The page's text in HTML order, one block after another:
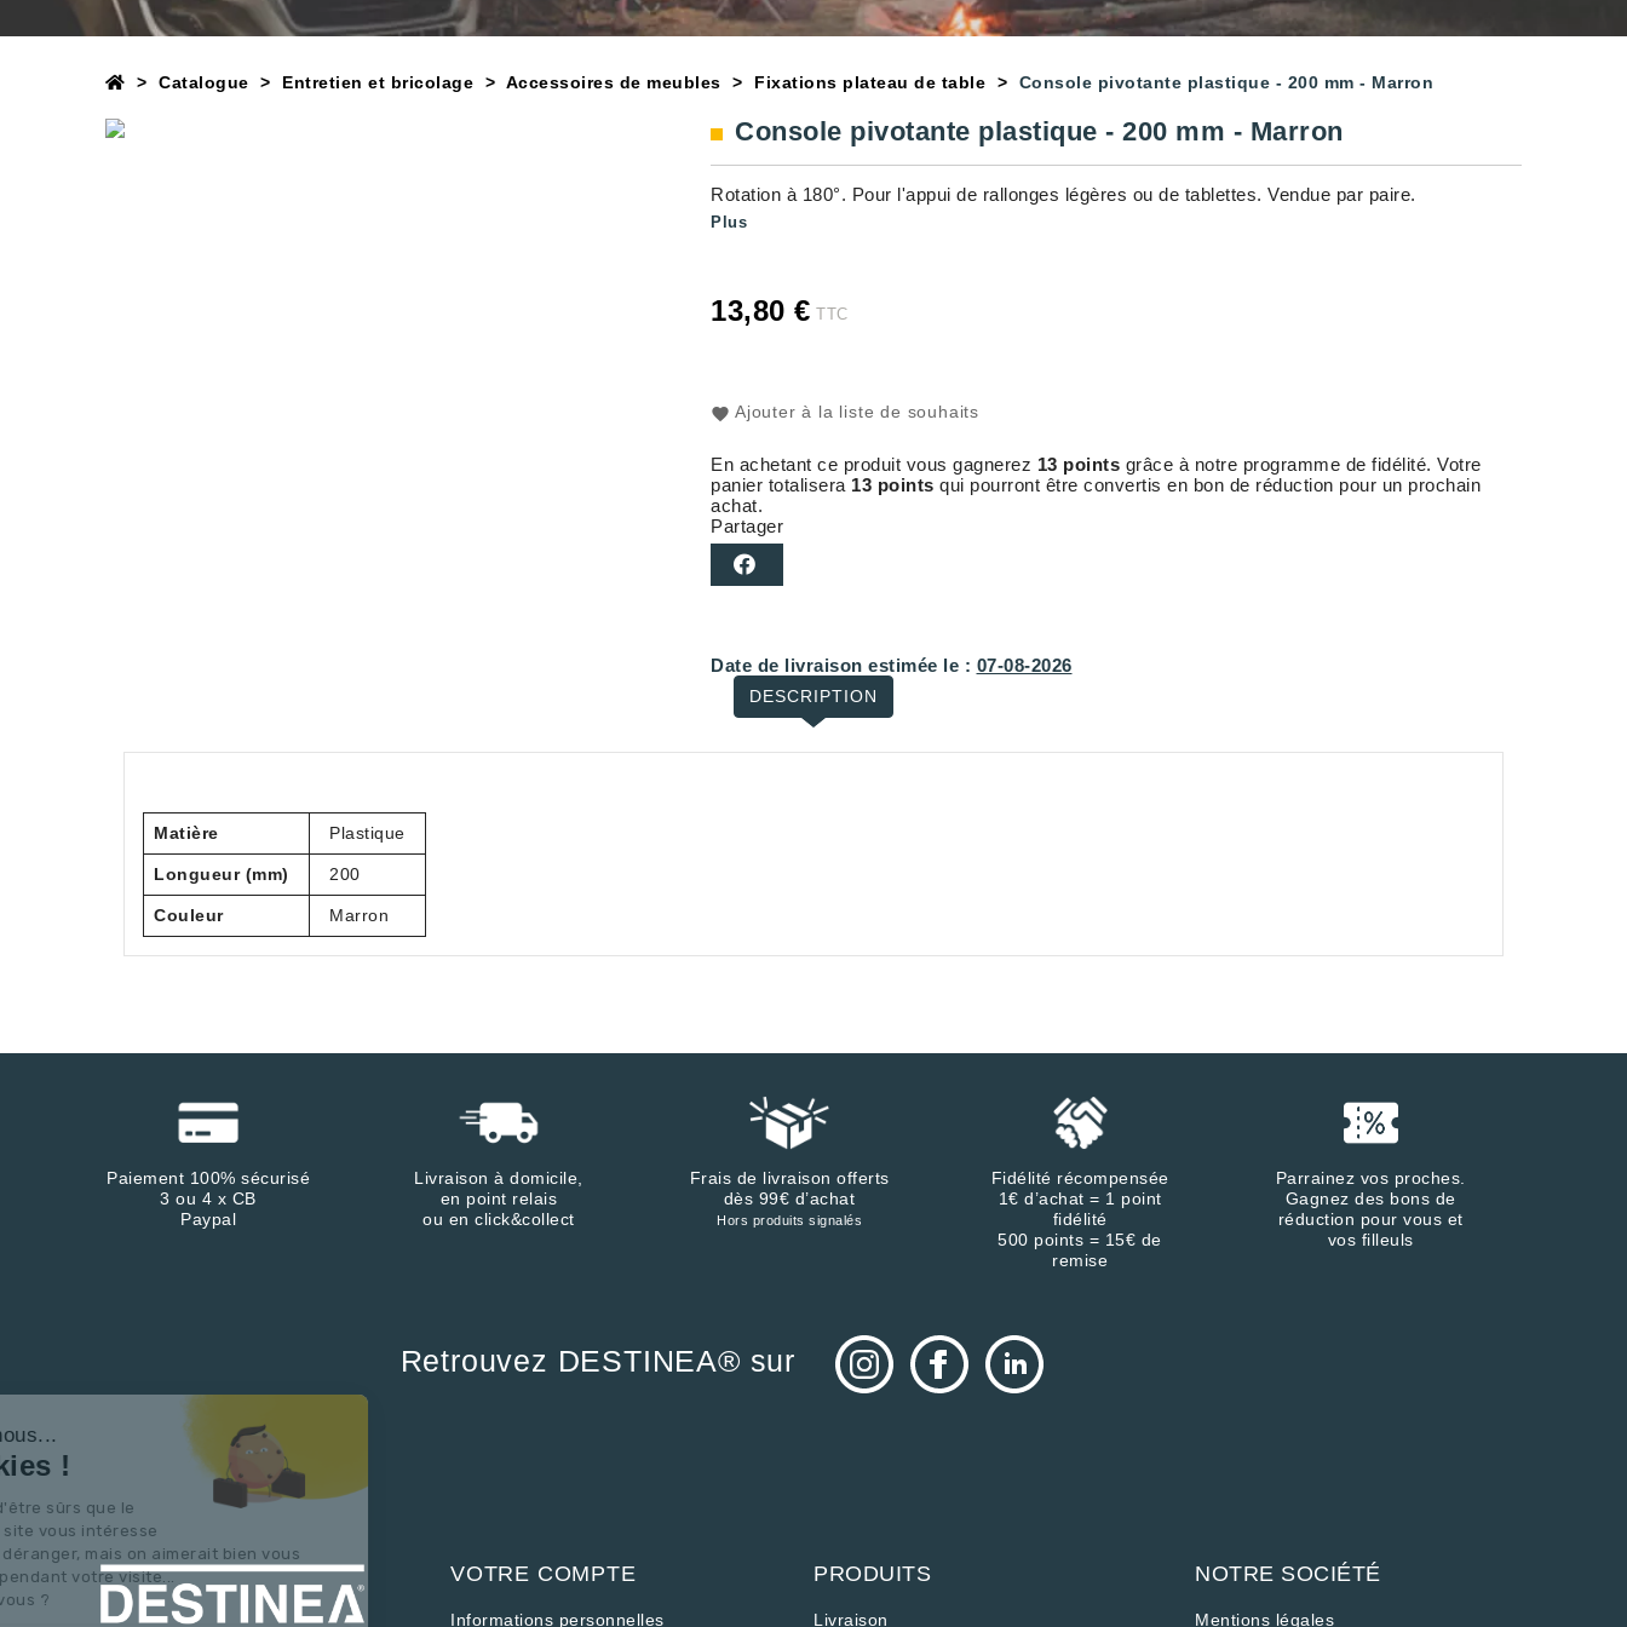
Salut c'est nous...
les Cookies !
On a attendu d'être sûrs que le
contenu de ce site vous intéresse
avant de vous déranger, mais on aimerait bien vous
accompagner pendant votre visite...
C'est OK pour vous ?
Catalogue Entretien et bricolage Accessoires de meubles Fixations plateau de table Console pivotante plastique - 200 mm - Marron
Console pivotante plastique - 200 mm - Marron
Rotation à 180°. Pour l'appui de rallonges légères ou de tablettes. Vendue par paire.
Plus
13,80 € TTC
Ajouter à la liste de souhaits
En achetant ce produit vous gagnerez 13 points grâce à notre programme de fidélité. Votre
panier totalisera 13 points qui pourront être convertis en bon de réduction pour un prochain
achat.
Partager
Date de livraison estimée le : 07-08-2026
DESCRIPTION
Matière Plastique
Longueur (mm) 200
Couleur Marron
Paiement 100% sécurisé
3 ou 4 x CB
Paypal
Livraison à domicile,
en point relais
ou en click&collect
Frais de livraison offerts
dès 99€ d’achat
Hors produits signalés
Fidélité récompensée
1€ d’achat = 1 point
fidélité
500 points = 15€ de
remise
Parrainez vos proches.
Gagnez des bons de
réduction pour vous et
vos filleuls
Retrouvez DESTINEA® sur
VOTRE COMPTE
Informations personnelles
PRODUITS
Livraison
NOTRE SOCIÉTÉ
Mentions légales